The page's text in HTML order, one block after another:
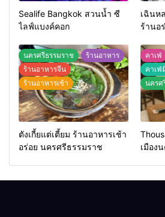
Sealife Bangkok สวนน้ำ ซี
ไลฟ์แบงค์คอก
เฉินห
ร้านอ
นครศรีธรรมราช
ร้านอาหาร
ร้านอาหารจีน
ร้านอาหารเช้า
ตังเกี้ยแต่เตี้ยม ร้านอาหารเช้า
อร่อย นครศรีธรรมราช
คาเฟ่
คาเฟ่
นครศ
เมือง